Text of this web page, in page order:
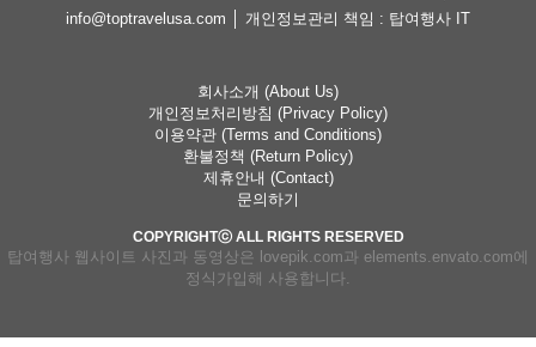
info@toptravelusa.com │ 개인정보관리 책임 : 탑여행사 IT
회사소개 (About Us)
개인정보처리방침 (Privacy Policy)
이용약관 (Terms and Conditions)
환불정책 (Return Policy)
제휴안내 (Contact)
문의하기
COPYRIGHTⓒ ALL RIGHTS RESERVED
탑여행사 웹사이트 사진과 동영상은 lovepik.com과 elements.envato.com에
정식가입해 사용합니다.